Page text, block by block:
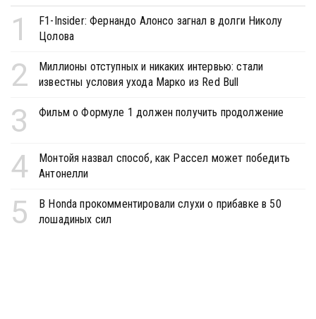
1
F1-Insider: Фернандо Алонсо загнал в долги Николу
Цолова
2
Миллионы отступных и никаких интервью: стали
известны условия ухода Марко из Red Bull
3 Фильм о Формуле 1 должен получить продолжение
4
Монтойя назвал способ, как Рассел может победить
Антонелли
5
В Honda прокомментировали слухи о прибавке в 50
лошадиных сил